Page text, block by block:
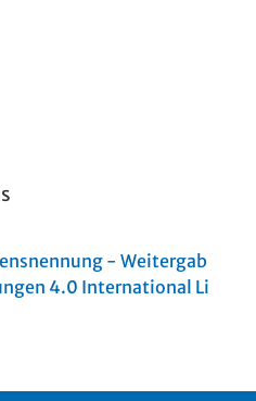
- Weitergab
4.0 International Li